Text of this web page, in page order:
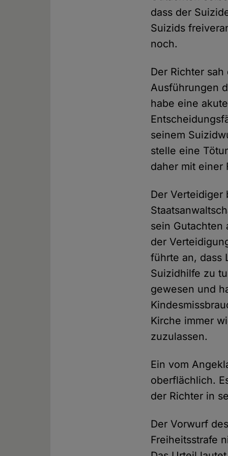
dass der
Suizids
noch.
Der Richter
Ausführungen
habe eine
seinem
stelle eine
daher mit einer
Der Verteidiger
sein Gutachten
der
führte an, dass
Suizidhilfe zu
gewesen und
Kirche immer
zuzulassen.
Ein vom
oberflächlich.
der Richter in
Der Vorwurf
Freiheitsstrafe